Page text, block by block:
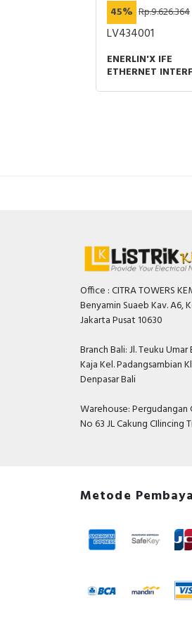
45% Rp.9.626.364
LV434001
ENERLIN'X IFE
ETHERNET
Office : CITRA TOWERS
Benyamin Suaeb Kav. A6,
Jakarta Pusat 10630
Branch Bali: Jl. Teuku
Kaja Kel. Padangsambian
Denpasar Bali
Warehouse: Pergudangan
No 63 JL Cakung CIlincing
Metode